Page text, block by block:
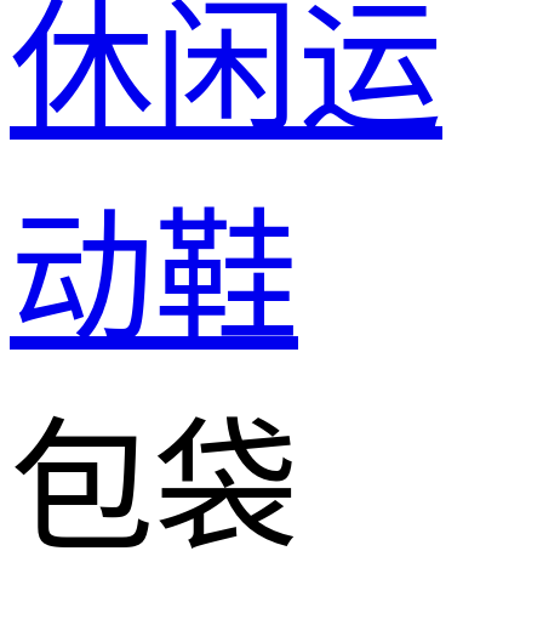
休闲运
动鞋
包袋